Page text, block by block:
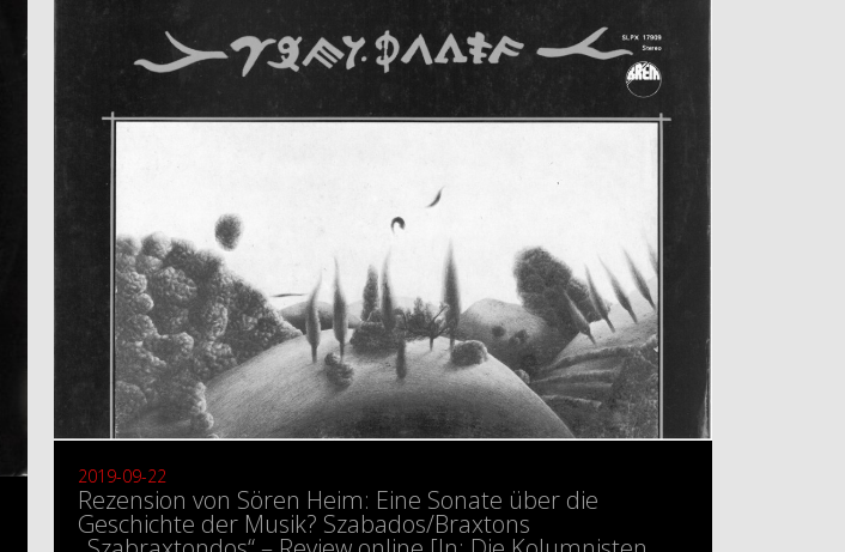
2019-09-22
Rezension von Sören Heim: Eine Sonate über die
Geschichte der Musik? Szabados/Braxtons